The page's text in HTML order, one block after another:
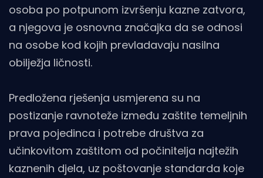
osoba po potpunom izvršenju kazne zatvora,
a njegova je osnovna značajka da se odnosi
na osobe kod kojih prevladavaju nasilna
obilježja ličnosti.
Predložena rješenja usmjerena su na
postizanje ravnoteže između zaštite temeljnih
prava pojedinca i potrebe društva za
učinkovitom zaštitom od počinitelja najtežih
kaznenih djela, uz poštovanje standarda koje